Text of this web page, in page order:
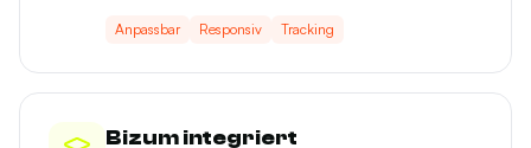
Anpassbar Responsiv Tracking
Bizum integriert